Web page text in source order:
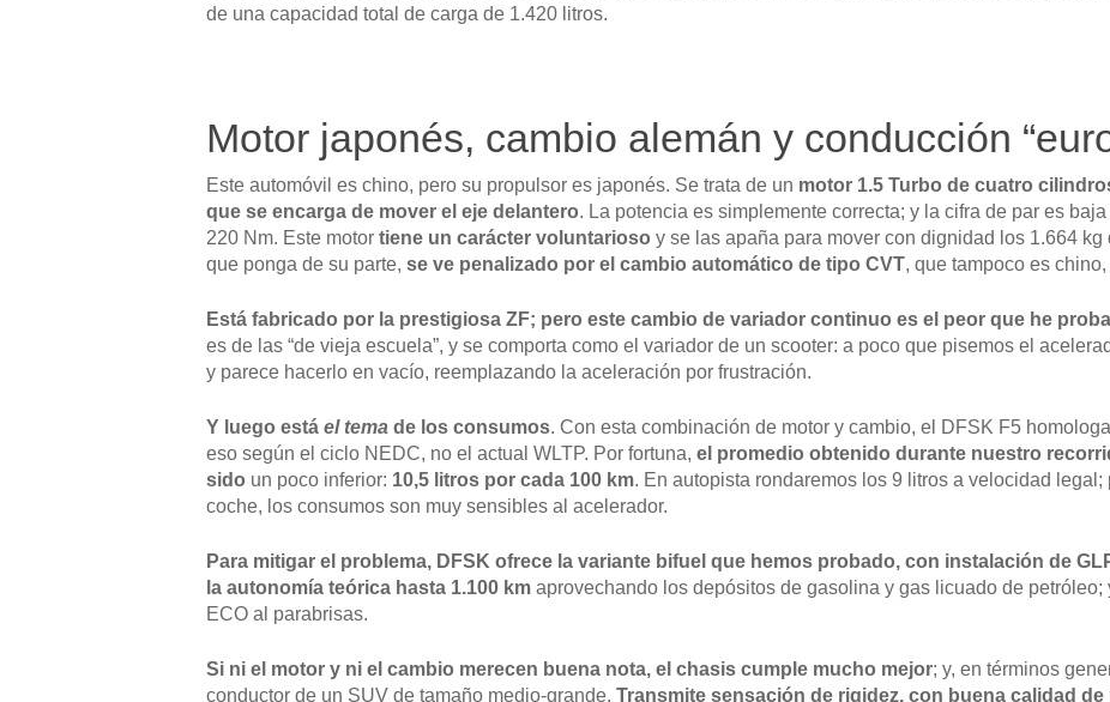
de una capacidad total de carga de 1.420 litros.
Motor japonés, cambio alemán y conducción
Este automóvil es chino, pero su propulsor es japonés. Se trata de un motor 1.5 Turbo de cuatro
que se encarga de mover el eje delantero. La potencia es simplemente correcta; y la cifra de par es
220 Nm. Este motor tiene un carácter voluntarioso y se las apaña para mover con dignidad los 1.664
que ponga de su parte, se ve penalizado por el cambio automático de tipo CVT, que tampoco es
Está fabricado por la prestigiosa ZF; pero este cambio de variador continuo es el peor que he
es de las “de vieja escuela”, y se comporta como el variador de un scooter: a poco que pisemos el
y parece hacerlo en vacío, reemplazando la aceleración por frustración.
Y luego está el tema de los consumos. Con esta combinación de motor y cambio, el DFSK F5
eso según el ciclo NEDC, no el actual WLTP. Por fortuna, el promedio obtenido durante nuestro
sido un poco inferior: 10,5 litros por cada 100 km. En autopista rondaremos los 9 litros a velocidad
coche, los consumos son muy sensibles al acelerador.
Para mitigar el problema, DFSK ofrece la variante bifuel que hemos probado, con instalación de
la autonomía teórica hasta 1.100 km aprovechando los depósitos de gasolina y gas licuado de
ECO al parabrisas.
Si ni el motor y ni el cambio merecen buena nota, el chasis cumple mucho mejor; y, en términos
conductor de un SUV de tamaño medio-grande. Transmite sensación de rigidez, con buena calidad